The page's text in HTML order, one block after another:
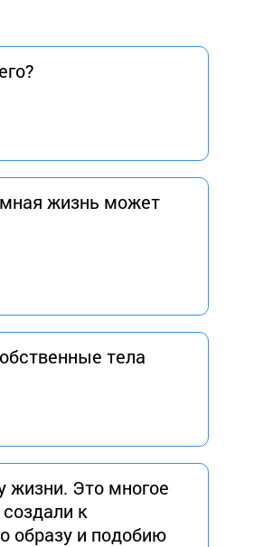
жизнь может
тела
жизни. Это многое
к
образу и подобию